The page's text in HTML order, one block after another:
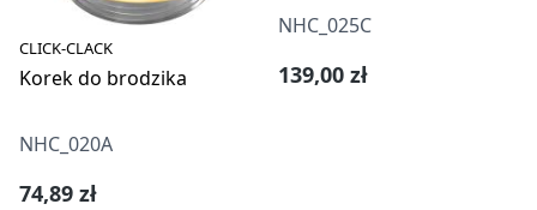
CLICK-CLACK
Korek do brodzika
NHC_020A
Cena regularna:
74,89 zł
NHC_025C
Cena regularna:
139,00 zł